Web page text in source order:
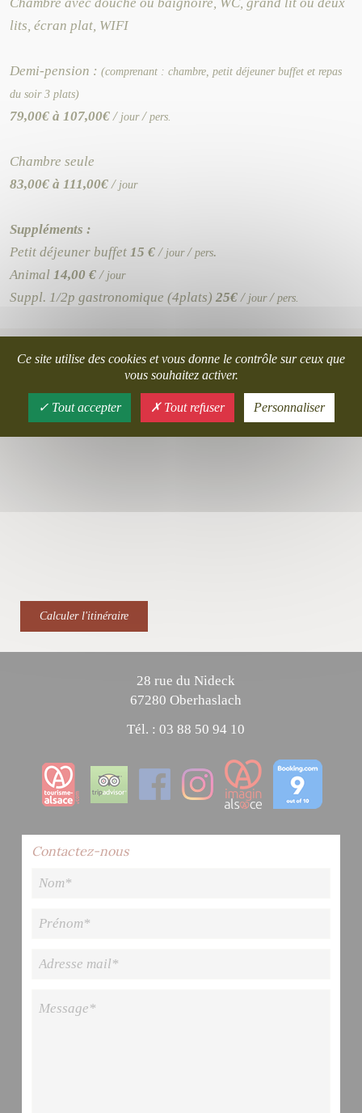
lits, écran plat, WIFI
Demi-pension : (comprenant : chambre, petit déjeuner buffet et repas
du soir 3 plats)
79,00€ à 107,00€/ jour/pers.
Chambre seule
83,00€ à 111,00€/ jour
Suppléments :
Petit déjeuner buffet 15 €/ jour/pers.
Animal 14,00 €/ jour
Suppl. 1/2p gastronomique (4plats) 25€/ jour/pers.
Calculer l'itinéraire
28 rue du Nideck
67280 Oberhaslach
Tél. : 03 88 50 94 10
Contactez-nous
Ce site utilise des cookies et vous donne le contrôle sur ceux que
vous souhaitez activer.
Tout accepter Tout refuser Personnaliser